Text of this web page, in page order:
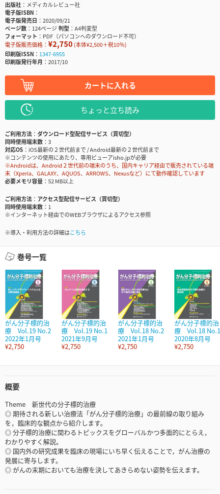
出版社
メディカルレビュー社
電子版ISBN
電子版発売日
2020/09/21
ページ数
124ページ判型
A4判変型
フォーマット
PDF（パソコンへのダウンロード不可）
電子版販売価格： ¥2,750(本体¥2,500＋税10％)
印刷版ISSN
1347-6955
印刷版発行年月
2017/10
カートに入れる
ちょっと立ち読み
ご利用方法
ダウンロード型配信サービス（買切型）
同時使用端末数
3
対応OS
iOS最新の２世代前まで / Android最新の２世代前まで
※コンテンツの使用にあたり、専用ビューアisho.jpが必要
※Androidは、Android２世代前の端末のうち、国内キャリア経由で販売されている端
末（Xperia、GALAXY、AQUOS、ARROWS、Nexusなど）にて動作確認しています
必要メモリ容量
52 MB以上
ご利用方法
アクセス型配信サービス（買切型）
同時使用端末数
1
※インターネット経由でのWEBブラウザによるアクセス参照
※導入・利用方法の詳細はこちら
巻号一覧
がん分子標的治
療 Vol.19 No.2
2022年1月号
¥2,750
がん分子標的治
療 Vol.19 No.1
2021年9月号
¥2,750
がん分子標的治
療 Vol.18 No.2
2021年1月号
¥2,750
がん分子標的治
療 Vol.18 No.1
2020年8月号
¥2,750
概要
Theme 新世代の分子標的治療
◎ 期待される新しい治療法「がん分子標的治療」の最前線の取り組み
を，臨床的な観点から紹介します。
◎ 分子標的治療に関わるトピックスをグローバルかつ多面的にとらえ，
わかりやすく解説。
◎ 国内外の研究成果を臨床の現場にいち早く伝えることで，がん治療の
発展に寄与します。
◎ がんの末期においても治療を決してあきらめない姿勢を伝えます。